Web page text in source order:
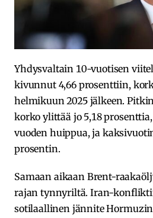
Yhdysvaltain 10-vuotisen
kivunnut 4,66 prosenttiin,
helmikuun 2025 jälkeen.
korko ylittää jo 5,18
vuoden huippua, ja
prosentin.
Samaan aikaan Brent-
rajan tynnyriltä. Iran-
sotilaallinen jännite